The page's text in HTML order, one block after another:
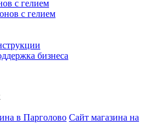
с гелием
с гелием
бизнеса
в Парголово Сайт магазина на